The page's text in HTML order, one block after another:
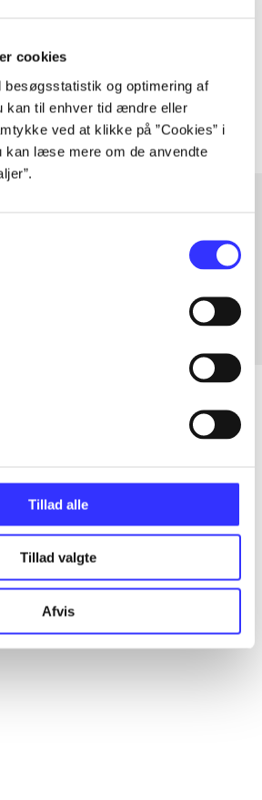
cookies
besøgsstatistik og optimering af
kan til enhver tid ændre eller
ved at klikke på ”Cookies” i
kan læse mere om de anvendte
Tillad alle
Tillad valgte
Afvis
ofte om
emner
fordelt på udgivelser